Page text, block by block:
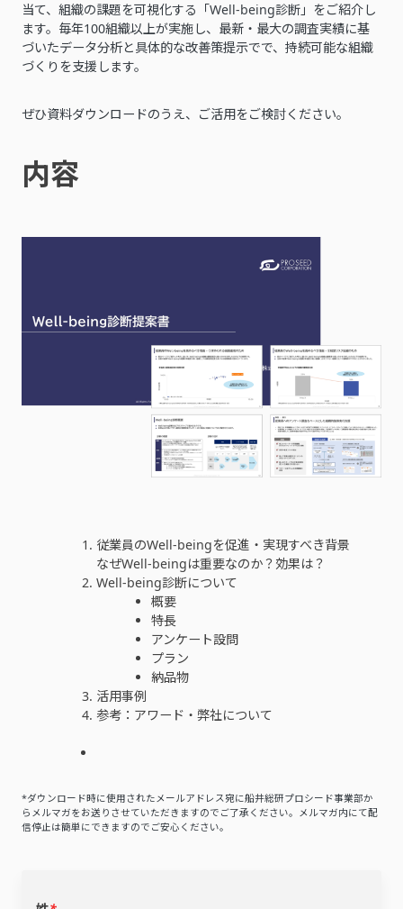
当て、組織の課題を可視化する「Well-being診断」をご紹介し
ます。毎年100組織以上が実施し、最新・最大の調査実績に基
づいたデータ分析と具体的な改善策提示でで、持続可能な組織
づくりを支援します。
ぜひ資料ダウンロードのうえ、ご活用をご検討ください。
内容
従業員のWell-beingを促進・実現すべき背景
なぜWell-beingは重要なのか？効果は？
Well-being診断について
概要
特長
アンケート設問
プラン
納品物
活用事例
参考：アワード・弊社について
*ダウンロード時に使用されたメールアドレス宛に船井総研プロシード事業部か
らメルマガをお送りさせていただきますのでご了承ください。メルマガ内にて配
信停止は簡単にできますのでご安心ください。